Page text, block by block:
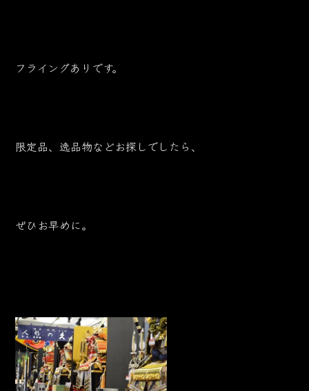
フライングありです。
限定品、逸品物などお探しでしたら、
ぜひお早めに。